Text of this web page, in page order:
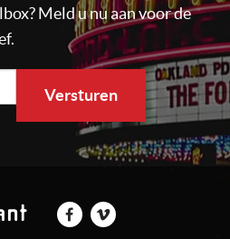
Meld u nu aan voor de